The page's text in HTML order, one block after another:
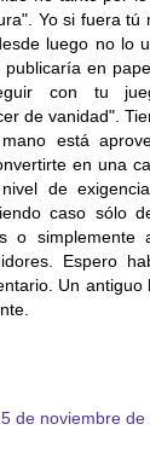
Yo si fuera tú
luego no lo
en
con tu
de vanidad".
está
en una
de
caso sólo
o simplemente
Espero
Un
de noviembre